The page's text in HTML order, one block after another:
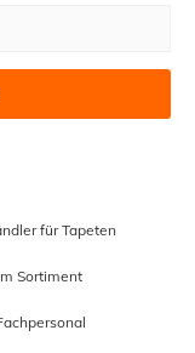
für Tapeten
Sortiment